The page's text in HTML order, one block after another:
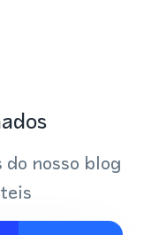
nosso blog